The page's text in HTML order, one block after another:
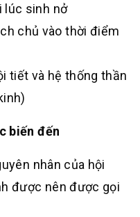
lúc sinh nở
chủ vào thời điểm
tiết và hệ thống thần
biến đến
nhân của hội
được nên được gọi